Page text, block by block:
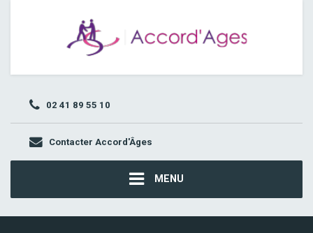
02 41 89 55 10
Contacter Accord'Âges
MENU